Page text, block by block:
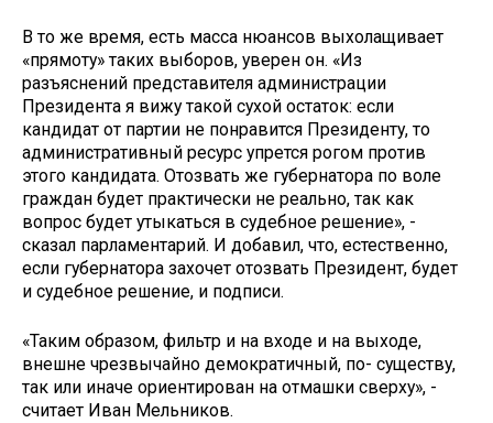
В то же время, есть масса нюансов выхолащивает
«прямоту» таких выборов, уверен он. «Из
разъяснений представителя администрации
Президента я вижу такой сухой остаток: если
кандидат от партии не понравится Президенту, то
административный ресурс упрется рогом против
этого кандидата. Отозвать же губернатора по воле
граждан будет практически не реально, так как
вопрос будет утыкаться в судебное решение», -
сказал парламентарий. И добавил, что, естественно,
если губернатора захочет отозвать Президент, будет
и судебное решение, и подписи.
«Таким образом, фильтр и на входе и на выходе,
внешне чрезвычайно демократичный, по- существу,
так или иначе ориентирован на отмашки сверху», -
считает Иван Мельников.